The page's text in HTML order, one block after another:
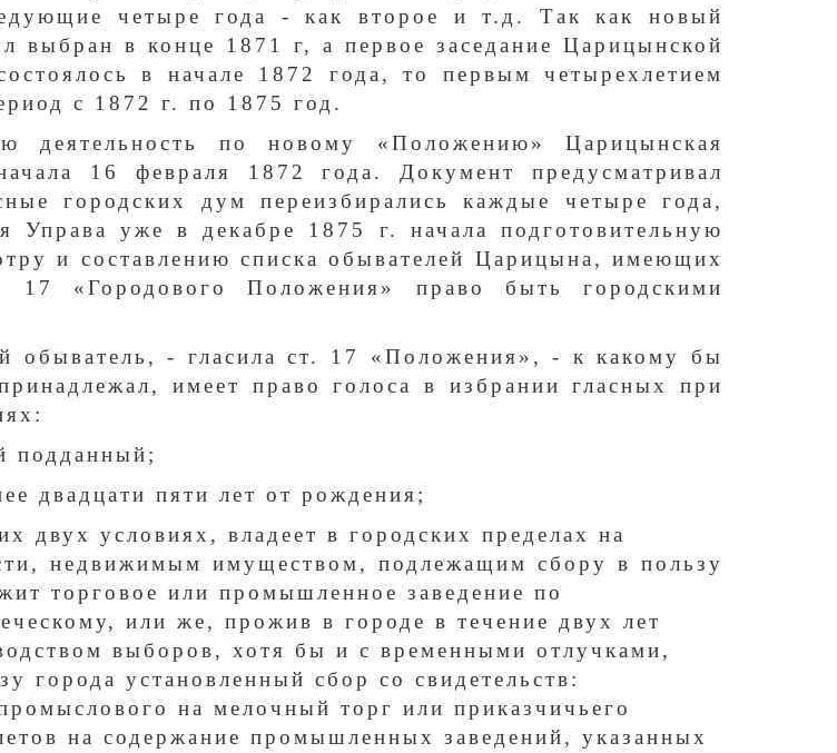
четыре года - как второе и т.д. Так как новый
выбран в конце 1871 г, а первое заседание Царицынской
в начале 1872 года, то первым четырехлетием
с 1872 г. по 1875 год.
деятельность по новому «Положению» Царицынская
16 февраля 1872 года. Документ предусматривал
городских дум переизбирались каждые четыре года,
Управа уже в декабре 1875 г. начала подготовительную
и составлению списка обывателей Царицына, имеющих
17 «Городового Положения» право быть городскими
обыватель, - гласила ст. 17 «Положения», - к какому бы
имеет право голоса в избрании гласных при
подданный;
двадцати пяти лет от рождения;
двух условиях, владеет в городских пределах на
недвижимым имуществом, подлежащим сбору в пользу
торговое или промышленное заведение по
или же, прожив в городе в течение двух лет
выборов, хотя бы и с временными отлучками,
города установленный сбор со свидетельств:
на мелочный торг или приказчичьего
на содержание промышленных заведений, указанных